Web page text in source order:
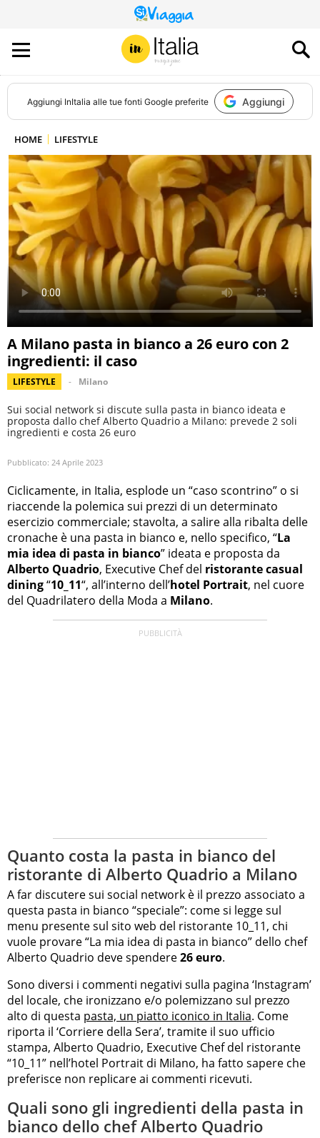
QUESTO
SITO
CONTRIBUISCE
ALL’AUDIENCE
DI
Aggiungi InItalia alle tue fonti Google preferite Aggiungi
HOME LIFESTYLE
A Milano pasta in bianco a 26 euro con 2
ingredienti: il caso
LIFESTYLE Milano
Sui social network si discute sulla pasta in bianco ideata e
proposta dallo chef Alberto Quadrio a Milano: prevede 2 soli
ingredienti e costa 26 euro
Pubblicato: 24 Aprile 2023
Ciclicamente, in Italia, esplode un “caso scontrino” o si
riaccende la polemica sui prezzi di un determinato
esercizio commerciale; stavolta, a salire alla ribalta delle
cronache è una pasta in bianco e, nello specifico, “La
mia idea di pasta in bianco” ideata e proposta da
Alberto Quadrio, Executive Chef del ristorante casual
dining“10_11“, all’interno dell’hotel Portrait, nel cuore
del Quadrilatero della Moda a Milano.
Quanto costa la pasta in bianco del
ristorante di Alberto Quadrio a Milano
A far discutere sui social network è il prezzo associato a
questa pasta in bianco “speciale”: come si legge sul
menu presente sul sito web del ristorante 10_11, chi
vuole provare “La mia idea di pasta in bianco” dello chef
Alberto Quadrio deve spendere26 euro.
Sono diversi i commenti negativi sulla pagina ‘Instagram’
del locale, che ironizzano e/o polemizzano sul prezzo
alto di questa pasta, un piatto iconico in Italia. Come
riporta il ‘Corriere della Sera’, tramite il suo ufficio
stampa, Alberto Quadrio, Executive Chef del ristorante
“10_11” nell’hotel Portrait di Milano, ha fatto sapere che
preferisce non replicare ai commenti ricevuti.
Quali sono gli ingredienti della pasta in
bianco dello chef Alberto Quadrio